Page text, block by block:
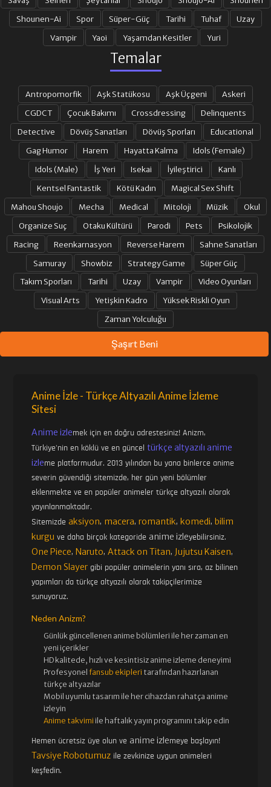
21. BÖLÜM 22. BÖLÜM
24. BÖLÜM
25. BÖLÜM 26. BÖLÜM
27. BÖLÜM 28. BÖLÜM
29. BÖLÜM 30. BÖLÜM
31. BÖLÜM 32. BÖLÜM
33. BÖLÜM 34. BÖLÜM
36. BÖLÜM
Shounen-Ai
Spor Süper-Güç Tarihi Tuhaf
Uzay
Vampir
Yaoi Yaşamdan Kesitler Yuri
Temalar
Antropomorfik Aşk Statükosu Aşk Üçgeni
Askeri
CGDCT
Çocuk Bakımı Crossdressing
Delinquents
Detective
Dövüş Sanatları Dövüş Sporları
Educational
Gag Humor
Harem Hayatta Kalma
Idols (Female)
Idols (Male)
İş Yeri Isekai İyileştirici
Kanlı
Kentsel Fantastik
Kötü Kadın
Magical Sex Shift
Mahou Shoujo
Mecha Medical Mitoloji Müzik
Okul
Organize Suç
Otaku Kültürü Parodi Pets
Psikolojik
Racing
Reenkarnasyon Reverse Harem
Sahne Sanatları
Samuray
Showbiz Strategy Game
Süper Güç
Takım Sporları
Tarihi Uzay Vampir
Video Oyunları
Visual Arts
Yetişkin Kadro
Yüksek Riskli Oyun
Zaman Yolculuğu
Şaşırt Beni
Anime İzle - Türkçe Altyazılı Anime İzleme
Sitesi
Anime izlemek için en doğru adrestesiniz! Anizm,
Türkiye'nin en köklü ve en günceltürkçe altyazılı anime
izleme platformudur. 2013 yılından bu yana binlerce anime
severin güvendiği sitemizde, her gün yeni bölümler
eklenmekte ve en popüler animeler türkçe altyazılı olarak
yayınlanmaktadır.
Sitemizdeaksiyon, macera,romantik, komedi, bilim
kurgu ve daha birçok kategoride anime izleyebilirsiniz.
One Piece, Naruto,Attack on Titan, Jujutsu Kaisen,
Demon Slayer gibi popüler animelerin yanı sıra, az bilinen
yapımları da türkçe altyazılı olarak takipçilerimize
sunuyoruz.
Neden Anizm?
Günlük güncellenen anime bölümleri ile her zaman en
yeni içerikler
HD kalitede, hızlı ve kesintisiz anime izleme deneyimi
Profesyonelfansub ekipleri tarafından hazırlanan
türkçe altyazılar
Mobil uyumlu tasarım ile her cihazdan rahatça anime
izleyin
Anime takvimi ile haftalık yayın programını takip edin
Hemen ücretsiz üye olun ve anime izlemeye başlayın!
Tavsiye Robotumuz ile zevkinize uygun animeleri
keşfedin.